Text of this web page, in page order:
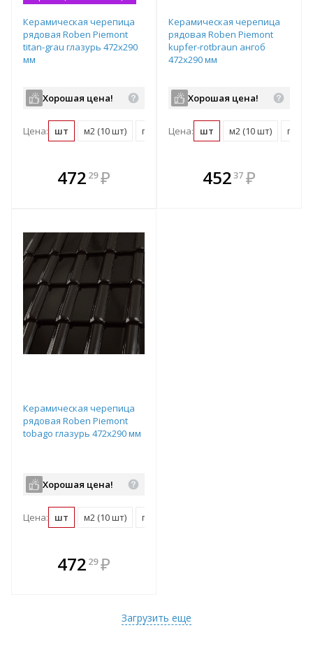
Керамическая черепица
рядовая Roben Piemont
titan-grau глазурь 472х290
мм
Хорошая цена!
Цена: шт м2 (10 шт) поддон (240 шт)
472 29 ₽
В комплекте
всегда выгоднее!
Керамическая черепица
рядовая Roben Piemont
kupfer-rotbraun ангоб
472х290 мм
Хорошая цена!
Цена: шт м2 (10 шт)
В комплекте
всегда выгоднее!
45237 ₽
Керамическая черепица
рядовая Roben Piemont
tobago глазурь 472х290 мм
Хорошая цена!
Цена: шт м2 (10 шт) поддон (240 шт)
472 29 ₽
Загрузить еще